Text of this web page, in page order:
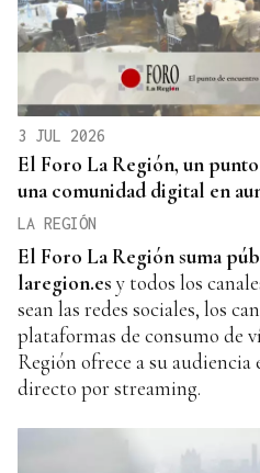
3 JUL 2026
El Foro La Región, un
una comunidad digital en
LA REGIÓN
El Foro La Región suma
laregion.es y todos los
sean las redes sociales, los
plataformas de consumo de
Región ofrece a su audiencia
directo por streaming.